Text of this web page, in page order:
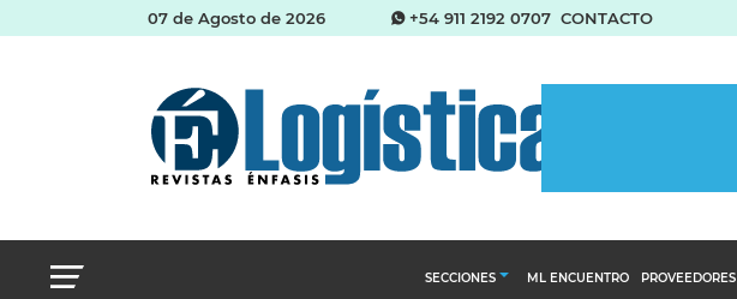
07 de Agosto de 2026 +54 911 2192 0707 CONTACTO
SECCIONES ML ENCUENTRO PROVEEDORES